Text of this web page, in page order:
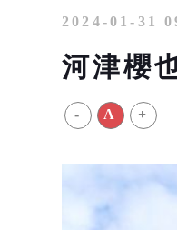
2024-01-31
河津櫻
- A +